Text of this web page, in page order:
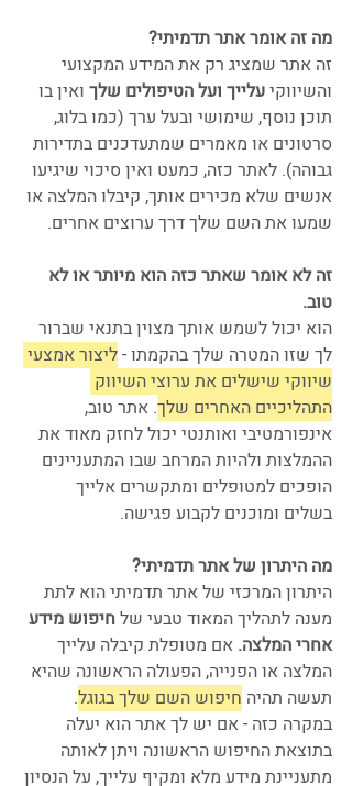
מה זה אומר אתר תדמיתי?
זה אתר שמציג רק את המידע המקצועי
והשיווקי עלייך ועל הטיפולים שלך ואין בו
תוכן נוסף, שימושי ובעל ערך (כמו בלוג,
סרטונים או מאמרים שמתעדכנים בתדירות
גבוהה). לאתר כזה, כמעט ואין סיכוי שיגיעו
אנשים שלא מכירים אותך, קיבלו המלצה או
שמעו את השם שלך דרך ערוצים אחרים.
זה לא אומר שאתר כזה הוא מיותר או לא
טוב.
הוא יכול לשמש אותך מצוין בתנאי שברור
לך שזו המטרה שלך בהקמתו - ליצור אמצעי
שיווקי שישלים את ערוצי השיווק
התהליכיים האחרים שלך. אתר טוב,
אינפורמטיבי ואותנטי יכול לחזק מאוד את
ההמלצות ולהיות המרחב שבו המתעניינים
הופכים למטופלים ומתקשרים אלייך
בשלים ומוכנים לקבוע פגישה.
מה היתרון של אתר תדמיתי?
היתרון המרכזי של אתר תדמיתי הוא לתת
מענה לתהליך המאוד טבעי של חיפוש מידע
אחרי המלצה. אם מטופלת קיבלה עלייך
המלצה או הפנייה, הפעולה הראשונה שהיא
תעשה תהיה חיפוש השם שלך בגוגל.
במקרה כזה - אם יש לך אתר הוא יעלה
בתוצאת החיפוש הראשונה ויתן לאותה
מתעניינת מידע מלא ומקיף עלייך, על הנסיון